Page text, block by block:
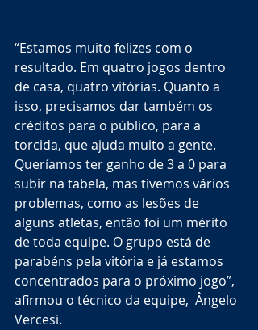
“Estamos muito felizes com o
resultado. Em quatro jogos dentro
de casa, quatro vitórias. Quanto a
isso, precisamos dar também os
créditos para o público, para a
torcida, que ajuda muito a gente.
Queríamos ter ganho de 3 a 0 para
subir na tabela, mas tivemos vários
problemas, como as lesões de
alguns atletas, então foi um mérito
de toda equipe. O grupo está de
parabéns pela vitória e já estamos
concentrados para o próximo jogo”,
afirmou o técnico da equipe,  Ângelo
Vercesi.